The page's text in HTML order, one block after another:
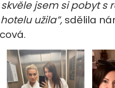
jsem si pobyt s
užila”, sdělila